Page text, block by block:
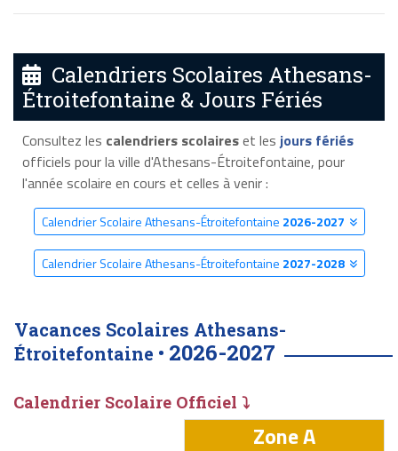
Calendriers Scolaires Athesans-
Étroitefontaine & Jours Fériés
Consultez les calendriers scolaireset les jours fériés
officiels pour la ville d'Athesans-Étroitefontaine, pour
l'année scolaire en cours et celles à venir :
Calendrier Scolaire Athesans-Étroitefontaine 2026-2027
Calendrier Scolaire Athesans-Étroitefontaine 2027-2028
Vacances Scolaires Athesans-
Étroitefontaine • 2026-2027
Calendrier Scolaire Officiel ⤵
Zone A